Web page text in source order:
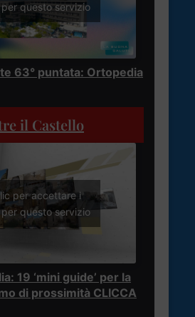
questo servizio
63° puntata: Ortopedia
il Castello
per accettare i
questo servizio
19 ‘mini guide’ per la
di prossimità CLICCA